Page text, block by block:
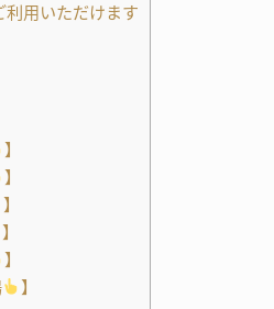
用いただけます
】
】
】
】
】
】